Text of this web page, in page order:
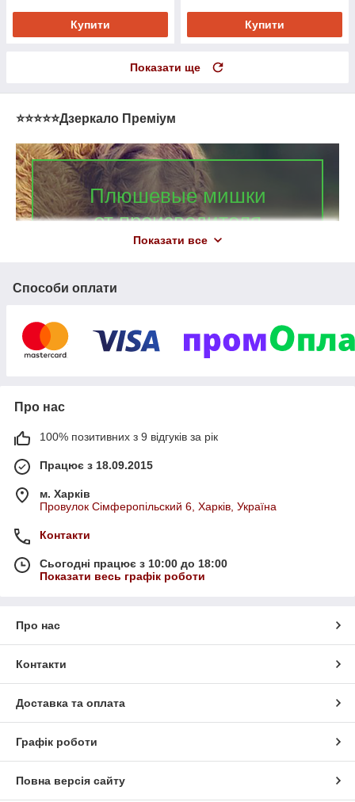
Купити Купити
Показати ще
⭐️⭐️⭐️⭐️⭐️Дзеркало Преміум
Плюшевые мишки
от производителя
до 16:00. Скидки оптовикам. Работа по системе
дропшиппинг. Бесплатная доставка при 100%
Плюшевый мишка Томас
Косолапый плюшевый великан ростом 185 см
станет лучшим другом для детей и взрослых.
Показати все
Способи оплати
Про нас
100% позитивних з 9 відгуків за рік
Працює з 18.09.2015
м. Харків
Провулок Сімферопільский 6, Харків, Україна
Контакти
Сьогодні працює з 10:00 до 18:00
Показати весь графік роботи
Про нас
Контакти
Доставка та оплата
Графік роботи
Повна версія сайту